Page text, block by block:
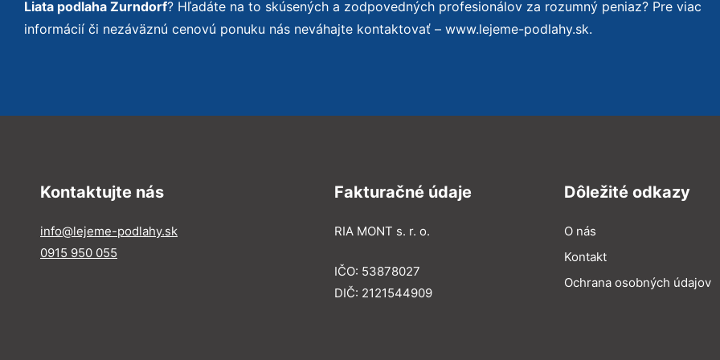
Liata podlaha Zurndorf? Hľadáte na to skúsených a zodpovedných profesionálov za rozumný peniaz? Pre viac
informácií či nezáväznú cenovú ponuku nás neváhajte kontaktovať – www.lejeme-podlahy.sk.
Kontaktujte nás
info@lejeme-podlahy.sk
0915 950 055
Fakturačné údaje
RIA MONT s. r. o.
IČO: 53878027
DIČ: 2121544909
Dôležité odkazy
O nás
Kontakt
Ochrana osobných údajov